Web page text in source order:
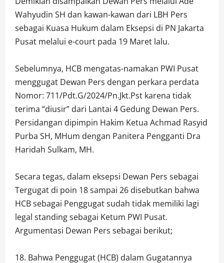
Wahyudin SH dan kawan-kawan dari LBH Pers
sebagai Kuasa Hukum dalam Eksepsi di PN Jakarta
Pusat melalui e-court pada 19 Maret lalu.
Sebelumnya, HCB mengatas-namakan PWI Pusat
menggugat Dewan Pers dengan perkara perdata
Nomor: 711/Pdt.G/2024/Pn.Jkt.Pst karena tidak
terima “diusir” dari Lantai 4 Gedung Dewan Pers.
Persidangan dipimpin Hakim Ketua Achmad Rasyid
Purba SH, MHum dengan Panitera Pengganti Dra
Haridah Sulkam, MH.
Secara tegas, dalam eksepsi Dewan Pers sebagai
Tergugat di poin 18 sampai 26 disebutkan bahwa
HCB sebagai Penggugat sudah tidak memiliki lagi
legal standing sebagai Ketum PWI Pusat.
Argumentasi Dewan Pers sebagai berikut;
18. Bahwa Penggugat (HCB) dalam Gugatannya